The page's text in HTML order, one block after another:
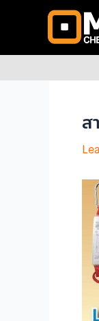
ส
Post